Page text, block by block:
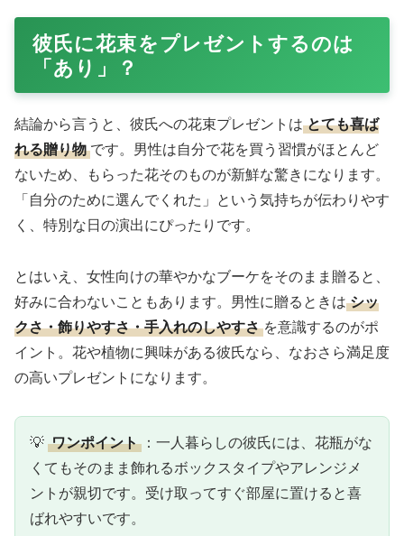
彼氏に花束をプレゼントするのは
「あり」？
結論から言うと、彼氏への花束プレゼントは とても喜ば
れる贈り物 です。男性は自分で花を買う習慣がほとんど
ないため、もらった花そのものが新鮮な驚きになります。
「自分のために選んでくれた」という気持ちが伝わりやす
く、特別な日の演出にぴったりです。
とはいえ、女性向けの華やかなブーケをそのまま贈ると、
好みに合わないこともあります。男性に贈るときは シッ
クさ・飾りやすさ・手入れのしやすさ を意識するのがポ
イント。花や植物に興味がある彼氏なら、なおさら満足度
の高いプレゼントになります。
💡 ワンポイント ：一人暮らしの彼氏には、花瓶がな
くてもそのまま飾れるボックスタイプやアレンジメ
ントが親切です。受け取ってすぐ部屋に置けると喜
ばれやすいです。